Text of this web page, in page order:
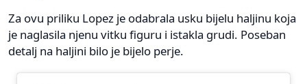
Za ovu priliku Lopez je odabrala usku bijelu haljinu koja
je naglasila njenu vitku figuru i istakla grudi. Poseban
detalj na haljini bilo je bijelo perje.